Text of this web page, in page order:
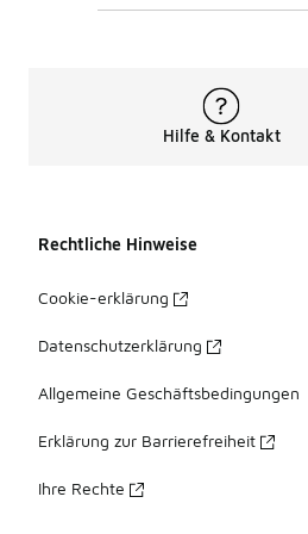
Hilfe & Kontakt
Rechtliche Hinweise
Cookie-erklärung
Datenschutzerklärung
Allgemeine Geschäftsbedingungen
Erklärung zur Barrierefreiheit
Ihre Rechte